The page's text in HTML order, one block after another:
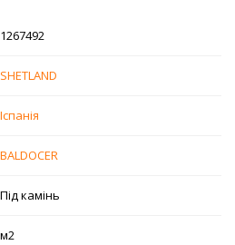
1267492
SHETLAND
Іспанія
BALDOCER
Під камінь
м2